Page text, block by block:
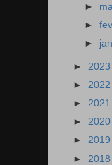
►
►
►
► 2023
► 2022
► 2021
► 2020
► 2019
► 2018